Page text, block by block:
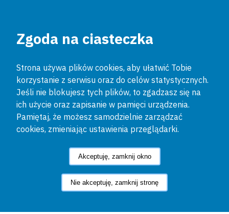
Zgoda na ciasteczka
Strona używa plików cookies, aby ułatwić Tobie
korzystanie z serwisu oraz do celów statystycznych.
Jeśli nie blokujesz tych plików, to zgadzasz się na
ich użycie oraz zapisanie w pamięci urządzenia.
Pamiętaj, że możesz samodzielnie zarządzać
cookies, zmieniając ustawienia przeglądarki.
Akceptuję, zamknij okno
Nie akceptuję, zamknij stronę